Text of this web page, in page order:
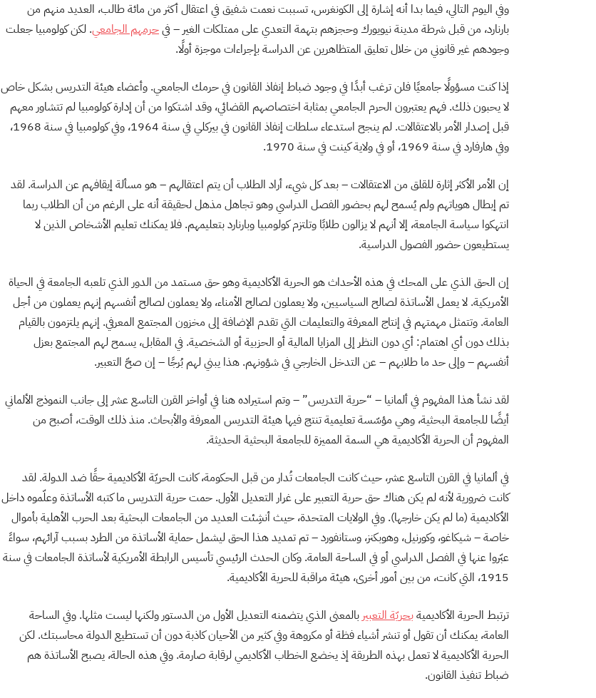
وفي اليوم التالي، فيما بدا أنه إشارة إلى الكونغرس، تسببت نعمت شفيق في اعتقال أكثر من مائة طالب، العديد منهم من
بارنارد، من قبل شرطة مدينة نيويورك وحجزهم بتهمة التعدي على ممتلكات الغير – فيحرمهم الجامعي. لكن كولومبيا جعلت
وجودهم غير قانوني من خلال تعليق المتظاهرين عن الدراسة بإجراءات موجزة أولًا.
إذا كنت مسؤولًا جامعيًا فلن ترغب أبدًا في وجود ضباط إنفاذ القانون في حرمك الجامعي. وأعضاء هيئة التدريس بشكل خاص
لا يحبون ذلك. فهم يعتبرون الحرم الجامعي بمثابة اختصاصهم القضائي، وقد اشتكوا من أن إدارة كولومبيا لم تتشاور معهم
قبل إصدار الأمر بالاعتقالات. لم ينجح استدعاء سلطات إنفاذ القانون في بيركلي في سنة 1964، وفي كولومبيا في سنة 1968،
وفي هارفارد في سنة 1969، أو في ولاية كينت في سنة 1970.
إن الأمر الأكثر إثارة للقلق من الاعتقالات – بعد كل شيء، أراد الطلاب أن يتم اعتقالهم – هو مسألة إيقافهم عن الدراسة. لقد
تم إبطال هوياتهم ولم يُسمح لهم بحضور الفصل الدراسي وهو تجاهل مذهل لحقيقة أنه على الرغم من أن الطلاب ربما
انتهكوا سياسة الجامعة، إلا أنهم لا يزالون طلابًا وتلتزم كولومبيا وبارنارد بتعليمهم. فلا يمكنك تعليم الأشخاص الذين لا
يستطيعون حضور الفصول الدراسية.
إن الحق الذي على المحك في هذه الأحداث هو الحرية الأكاديمية وهو حق مستمد من الدور الذي تلعبه الجامعة في الحياة
الأمريكية. لا يعمل الأساتذة لصالح السياسيين، ولا يعملون لصالح الأمناء، ولا يعملون لصالح أنفسهم إنهم يعملون من أجل
العامة. وتتمثل مهمتهم في إنتاج المعرفة والتعليمات التي تقدم الإضافة إلى مخزون المجتمع المعرفي. إنهم يلتزمون بالقيام
بذلك دون أي اهتمام: أي دون النظر إلى المزايا المالية أو الحزبية أو الشخصية. في المقابل، يسمح لهم المجتمع بعزل
أنفسهم – وإلى حد ما طلابهم – عن التدخل الخارجي في شؤونهم. هذا يبني لهم بُرجًا – إن صحّ التعبير.
لقد نشأ هذا المفهوم في ألمانيا – “حرية التدريس” – وتم استيراده هنا في أواخر القرن التاسع عشر إلى جانب النموذج الألماني
أيضًا للجامعة البحثية، وهي مؤسّسة تعليمية تنتج فيها هيئة التدريس المعرفة والأبحاث. منذ ذلك الوقت، أصبح من
المفهوم أن الحرية الأكاديمية هي السمة المميزة للجامعة البحثية الحديثة.
في ألمانيا في القرن التاسع عشر، حيث كانت الجامعات تُدار من قبل الحكومة، كانت الحريّة الأكاديمية حقًا ضد الدولة. لقد
كانت ضرورية لأنه لم يكن هناك حق حرية التعبير على غرار التعديل الأول. حمت حرية التدريس ما كتبه الأساتذة وعلّموه داخل
الأكاديمية (ما لم يكن خارجها). وفي الولايات المتحدة، حيث أنشِئت العديد من الجامعات البحثية بعد الحرب الأهلية بأموال
خاصة – شيكاغو، وكورنيل، وهوبكنز، وستانفورد – تم تمديد هذا الحق ليشمل حماية الأساتذة من الطرد بسبب آرائهم، سواءً
عبّروا عنها في الفصل الدراسي أو في الساحة العامة. وكان الحدث الرئيسي تأسيس الرابطة الأمريكية لأساتذة الجامعات في سنة
1915، التي كانت، من بين أمور أخرى، هيئة مراقبة للحرية الأكاديمية.
ترتبط الحرية الأكاديميةبحريّة التعبير بالمعنى الذي يتضمنه التعديل الأول من الدستور ولكنها ليست مثلها. وفي الساحة
العامة، يمكنك أن تقول أو تنشر أشياء فظة أو مكروهة وفي كثير من الأحيان كاذبة دون أن تستطيع الدولة محاسبتك. لكن
الحرية الأكاديمية لا تعمل بهذه الطريقة إذ يخضع الخطاب الأكاديمي لرقابة صارمة. وفي هذه الحالة، يصبح الأساتذة هم
ضباط تنفيذ القانون.